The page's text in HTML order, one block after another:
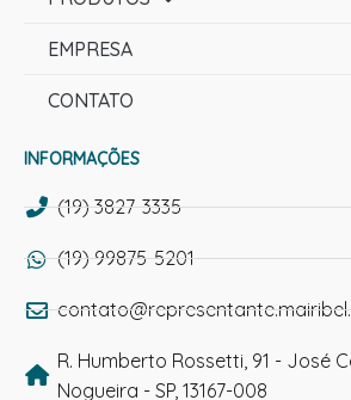
EMPRESA
CONTATO
INFORMAÇÕES
(19) 3827-3335
(19) 99875-5201
R. Humberto Rossetti, 91 - José
Nogueira - SP, 13167-008